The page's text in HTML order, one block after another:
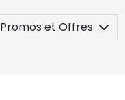
Promos et Offres